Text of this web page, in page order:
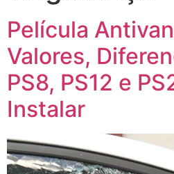
Película
Valores,
PS8, PS12 e
Instalar